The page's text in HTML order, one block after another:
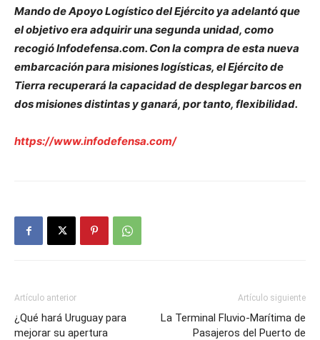
Mando de Apoyo Logístico delEjército ya adelantó que
el objetivo era adquirir una segunda unidad, como
recogióInfodefensa.com. Con la compra de esta nueva
embarcación para misiones logísticas, el Ejército de
Tierra recuperará la capacidad de desplegar barcos en
dos misiones distintas y ganará, por tanto, flexibilidad.
https://www.infodefensa.com/
Artículo anterior
¿Qué hará Uruguay para
mejorar su apertura
Artículo siguiente
La Terminal Fluvio-Marítima de
Pasajeros del Puerto de